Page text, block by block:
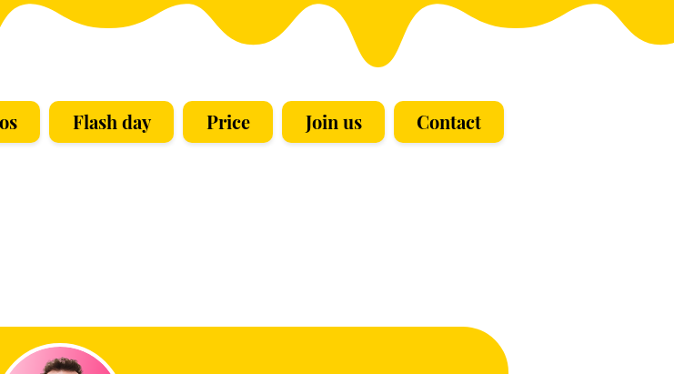
Flash day Price Join us Contact